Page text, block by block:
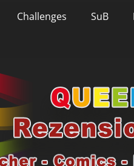
Challenges SuB